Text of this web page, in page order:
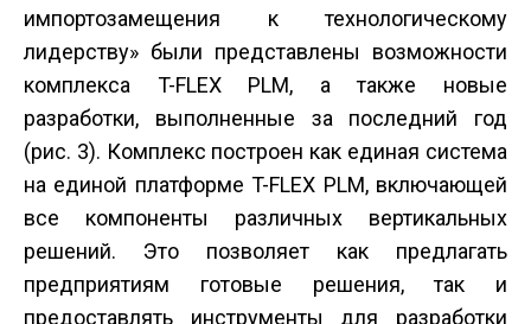
импортозамещения к технологическому
лидерству» были представлены возможности
комплекса T-FLEX PLM, а также новые
разработки, выполненные за последний год
(рис. 3). Комплекс построен как единая система
на единой платформе T-FLEX PLM, включающей
все компоненты различных вертикальных
решений. Это позволяет как предлагать
предприятиям готовые решения, так и
предоставлять инструменты для разработки